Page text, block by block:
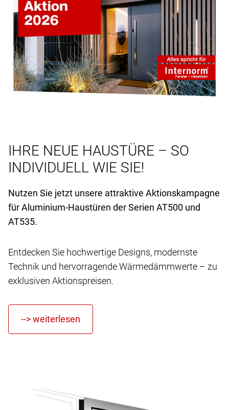
IHRE NEUE HAUSTÜRE – SO
INDIVIDUELL WIE SIE!
Nutzen Sie jetzt unsere attraktive Aktionskampagne
für Aluminium-Haustüren der Serien AT500 und
AT535.
Entdecken Sie hochwertige Designs, modernste
Technik und hervorragende Wärmedämmwerte – zu
exklusiven Aktionspreisen.